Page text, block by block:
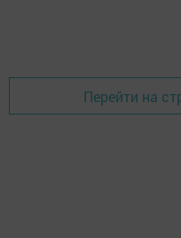
Перейти на